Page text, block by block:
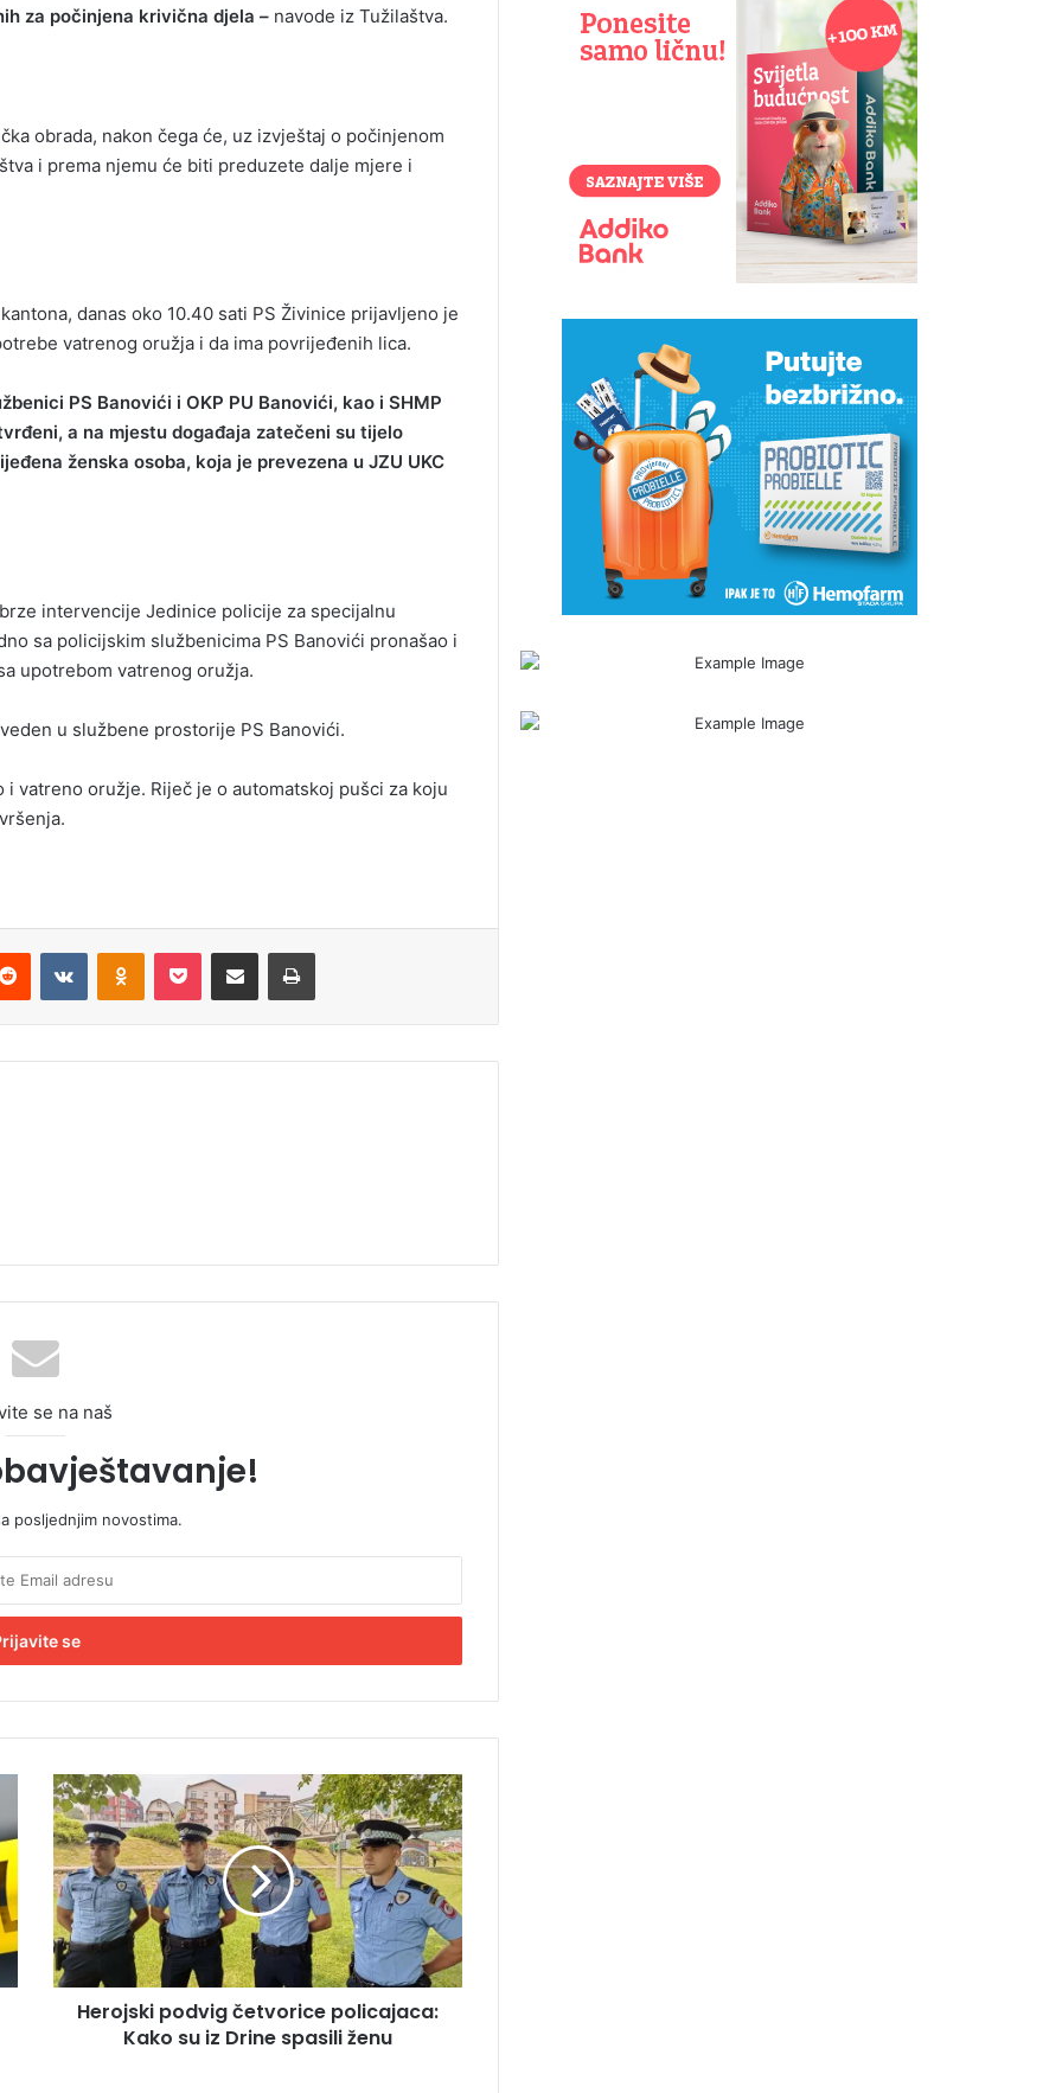
za počinjena krivična djela – navode iz Tužilaštva.
obrada, nakon čega će, uz izvještaj o počinjenom
i prema njemu će biti preduzete dalje mjere i
danas oko 10.40 sati PS Živinice prijavljeno je
vatrenog oružja i da ima povrijeđenih lica.
PS Banovići i OKP PU Banovići, kao i SHMP
a na mjestu događaja zatečeni su tijelo
ženska osoba, koja je prevezena u JZU UKC
intervencije Jedinice policije za specijalnu
sa policijskim službenicima PS Banovići pronašao i
upotrebom vatrenog oružja.
u službene prostorije PS Banovići.
vatreno oružje. Riječ je o automatskoj pušci za koju
se na naš
posljednjim novostima.
H
e
r
o
j
s
k
i
p
Herojski podvig četvorice policajaca:
Kako su iz Drine spasili ženu